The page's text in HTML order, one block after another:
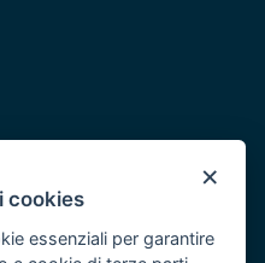
×
cookies
essenziali per garantire